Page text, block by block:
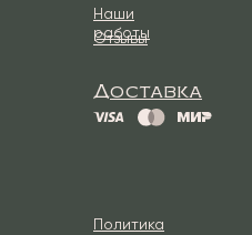
Наши
работы
Отзывы
Доставка
Политика